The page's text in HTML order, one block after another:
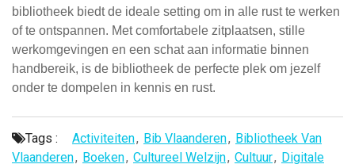
bibliotheek biedt de ideale setting om in alle rust te werken
of te ontspannen. Met comfortabele zitplaatsen, stille
werkomgevingen en een schat aan informatie binnen
handbereik, is de bibliotheek de perfecte plek om jezelf
onder te dompelen in kennis en rust.
Tags : Activiteiten, Bib Vlaanderen, Bibliotheek Van
Vlaanderen, Boeken, Cultureel Welzijn, Cultuur, Digitale